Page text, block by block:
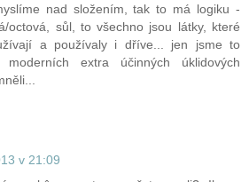
nad složením, tak to má logiku -
octová, sůl, to všechno jsou látky, které
a používaly i dříve... jen jsme to
moderních extra účinných úklidových
v 21:09